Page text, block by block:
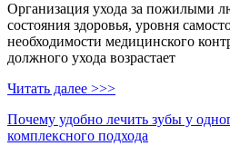
Организация ухода за пожилыми
состояния здоровья, уровня
необходимости медицинского
должного ухода возрастает
Читать далее >>>
Почему удобно лечить зубы у
комплексного подхода